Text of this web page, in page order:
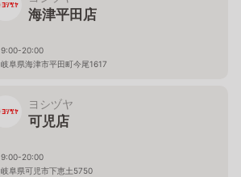
海津平田店
9:00-20:00
岐阜県海津市平田町今尾1617
ヨシヅヤ
可児店
9:00-20:00
岐阜県可児市下恵土5750